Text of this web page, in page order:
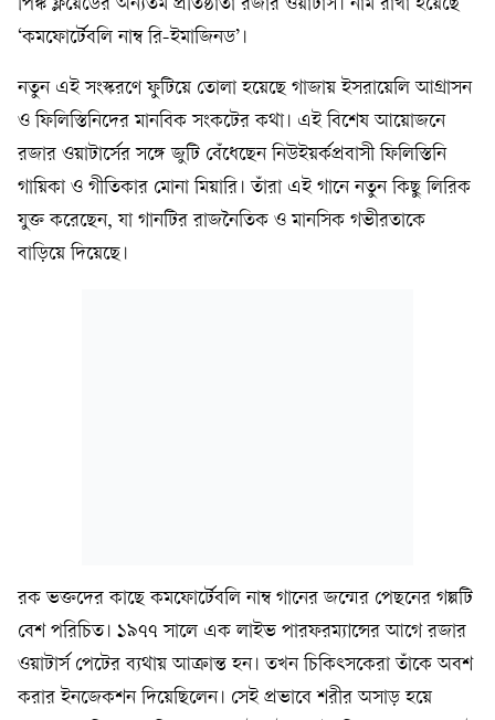
পিঙ্ক ফ্লয়েডের অন্যতম প্রতিষ্ঠাতা রজার ওয়াটার্স। নাম রাখা হয়েছে
‘কমফোর্টেবলি নাম্ব রি-ইমাজিনড’।
নতুন এই সংস্করণে ফুটিয়ে তোলা হয়েছে গাজায় ইসরায়েলি আগ্রাসন
ও ফিলিস্তিনিদের মানবিক সংকটের কথা। এই বিশেষ আয়োজনে
রজার ওয়াটার্সের সঙ্গে জুটি বেঁধেছেন নিউইয়র্কপ্রবাসী ফিলিস্তিনি
গায়িকা ও গীতিকার মোনা মিয়ারি। তাঁরা এই গানে নতুন কিছু লিরিক
যুক্ত করেছেন, যা গানটির রাজনৈতিক ও মানসিক গভীরতাকে
বাড়িয়ে দিয়েছে।
রক ভক্তদের কাছে কমফোর্টেবলি নাম্ব গানের জন্মের পেছনের গল্পটি
বেশ পরিচিত। ১৯৭৭ সালে এক লাইভ পারফরম্যান্সের আগে রজার
ওয়াটার্স পেটের ব্যথায় আক্রান্ত হন। তখন চিকিৎসকেরা তাঁকে অবশ
করার ইনজেকশন দিয়েছিলেন। সেই প্রভাবে শরীর অসাড় হয়ে